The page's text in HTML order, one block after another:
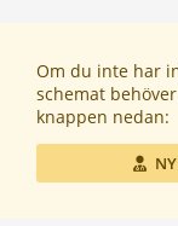
Om du inte har
schemat
knappen nedan: